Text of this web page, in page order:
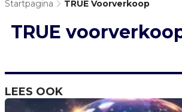
Startpagina TRUE Voorverkoop
TRUE
LEES OOK